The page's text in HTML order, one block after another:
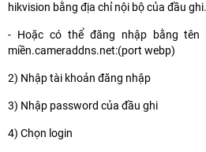
hikvision bằng địa chỉ nội bộ của đầu ghi.
- Hoặc có thể đăng nhập bằng tên
miền.cameraddns.net:(port webp)
2) Nhập tài khoản đăng nhập
3) Nhập password của đầu ghi
4) Chọn login